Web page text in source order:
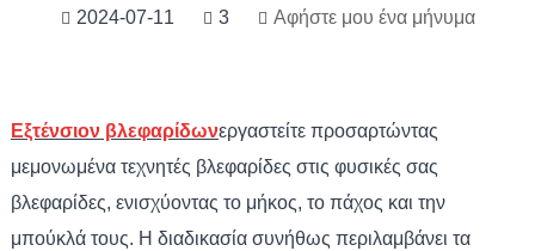
2024-07-11 3 Αφήστε μου ένα μήνυμα
Εξτένσιον βλεφαρίδωνεργαστείτε προσαρτώντας
μεμονωμένα τεχνητές βλεφαρίδες στις φυσικές σας
βλεφαρίδες, ενισχύοντας το μήκος, το πάχος και την
μπούκλά τους. Η διαδικασία συνήθως περιλαμβάνει τα